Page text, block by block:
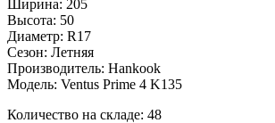
Ширина: 205
Высота: 50
Диаметр: R17
Сезон: Летняя
Производитель: Hankook
Модель: Ventus Prime 4 K135
Количество на складе: 48